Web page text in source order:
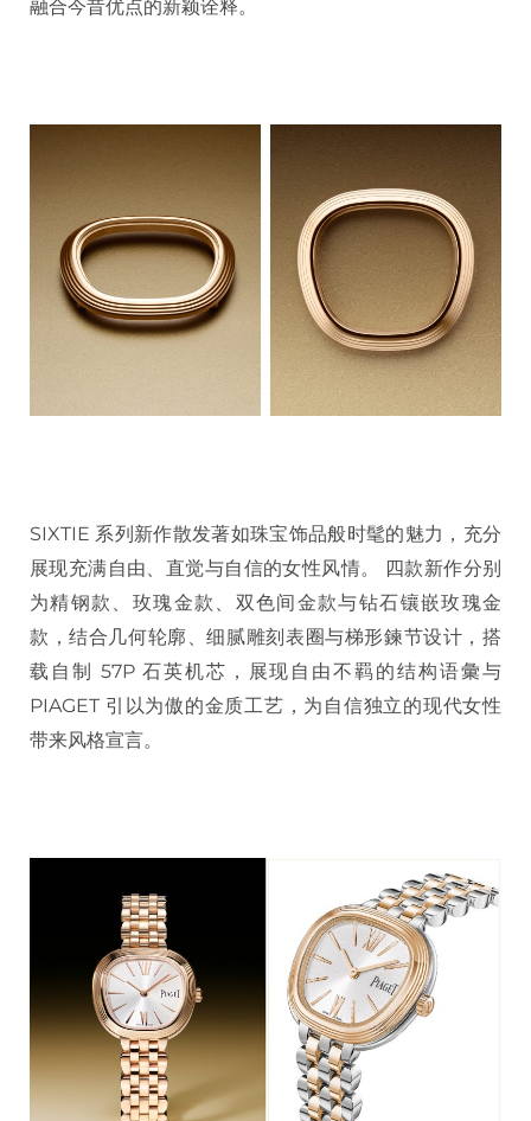
融合今昔优点的新颖诠释。
SIXTIE 系列新作散发著如珠宝饰品般时髦的魅力，充分
展现充满自由、直觉与自信的女性风情。 四款新作分别
为精钢款、玫瑰金款、双色间金款与钻石镶嵌玫瑰金
款，结合几何轮廓、细腻雕刻表圈与梯形鍊节设计，搭
载自制 57P 石英机芯，展现自由不羁的结构语彙与
PIAGET 引以为傲的金质工艺，为自信独立的现代女性
带来风格宣言。